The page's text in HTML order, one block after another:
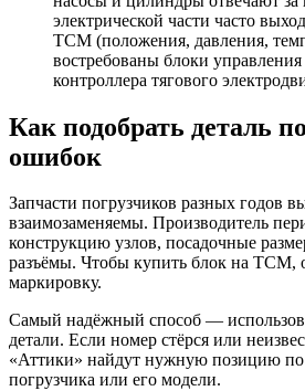
электрической части часто
TCM (положения, давления,
востребованы блоки
контроллера тягового
Как подобрать деталь
ошибок
Запчасти погрузчиков разных годов
взаимозаменяемы. Производитель
конструкцию узлов, посадочные
разъёмы. Чтобы купить блок на TCM,
маркировку.
Самый надёжный способ —
детали. Если номер стёрся или
«Аттики» найдут нужную позицию
погрузчика или его модели.